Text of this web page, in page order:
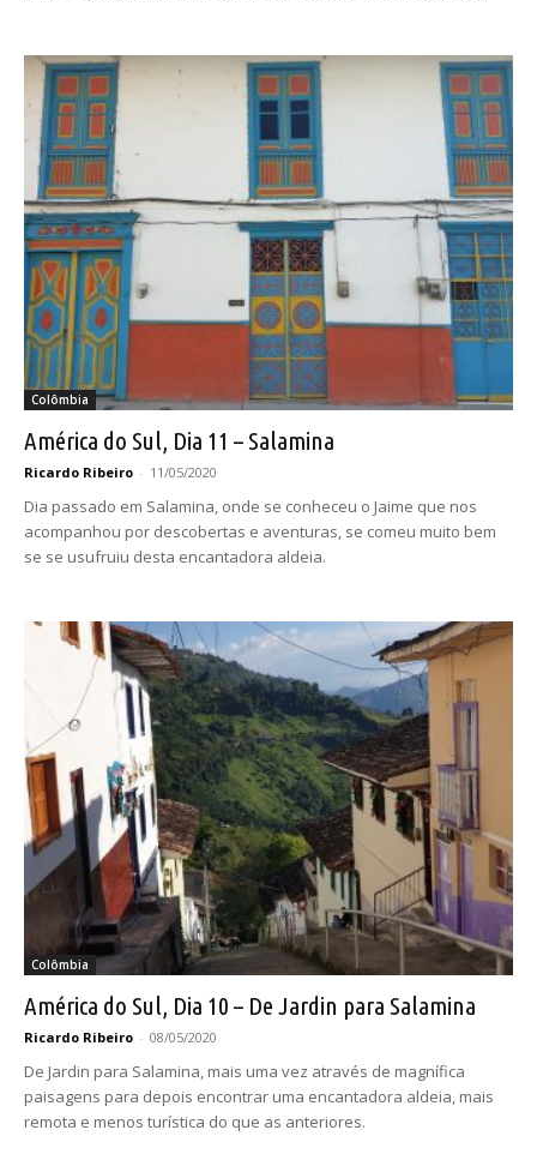
Colômbia
América do Sul, Dia 11 – Salamina
Ricardo Ribeiro - 11/05/2020
Dia passado em Salamina, onde se conheceu o Jaime que nos
acompanhou por descobertas e aventuras, se comeu muito bem
se se usufruiu desta encantadora aldeia.
Colômbia
América do Sul, Dia 10 – De Jardin para Salamina
Ricardo Ribeiro - 08/05/2020
De Jardin para Salamina, mais uma vez através de magnífica
paisagens para depois encontrar uma encantadora aldeia, mais
remota e menos turística do que as anteriores.